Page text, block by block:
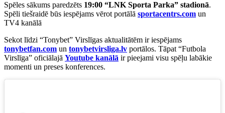
Spēles sākums paredzēts 19:00 “LNK Sporta Parka” stadionā.
Spēli tiešraidē būs iespējams vērot portālā sportacentrs.com un
TV4 kanālā
Sekot līdzi “Tonybet” Virslīgas aktualitātēm ir iespējams
tonybetfan.com un tonybetvirsliga.lv portālos. Tāpat “Futbola
Virslīga” oficiālajā Youtube kanālā ir pieejami visu spēļu labākie
momenti un preses konferences.